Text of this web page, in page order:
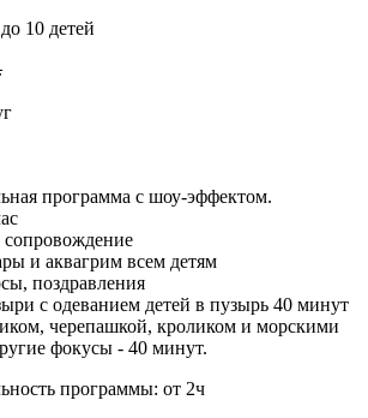
10 детей
программа с шоу-эффектом.
и аквагрим всем детям
поздравления
с одеванием детей в пузырь 40 минут
черепашкой, кроликом и морскими
фокусы - 40 минут.
программы: от 2ч